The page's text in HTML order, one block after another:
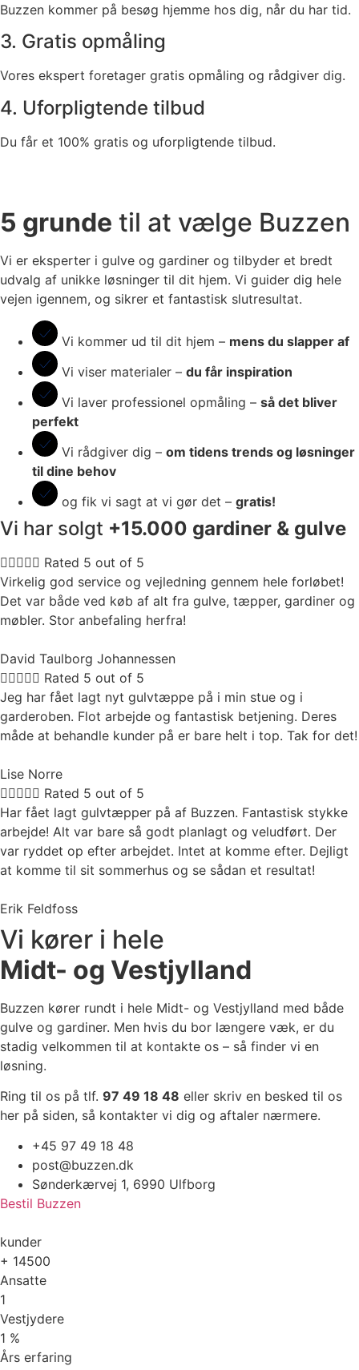
Buzzen kommer på besøg hjemme hos dig, når du har tid.
3. Gratis opmåling
Vores ekspert foretager gratis opmåling og rådgiver dig.
4. Uforpligtende tilbud
Du får et 100% gratis og uforpligtende tilbud.
5 grunde til at vælge Buzzen
Vi er eksperter i gulve og gardiner og tilbyder et bredt
udvalg af unikke løsninger til dit hjem. Vi guider dig hele
vejen igennem, og sikrer et fantastisk slutresultat.
Vi kommer ud til dit hjem – mens du slapper af
Vi viser materialer – du får inspiration
Vi laver professionel opmåling – så det bliver
perfekt
Vi rådgiver dig – om tidens trends og løsninger
til dine behov
og fik vi sagt at vi gør det – gratis!
Vi har solgt +15.000 gardiner & gulve
 Rated 5 out of 5
Virkelig god service og vejledning gennem hele forløbet!
Det var både ved køb af alt fra gulve, tæpper, gardiner og
møbler. Stor anbefaling herfra!
David Taulborg Johannessen
 Rated 5 out of 5
Jeg har fået lagt nyt gulvtæppe på i min stue og i
garderoben. Flot arbejde og fantastisk betjening. Deres
måde at behandle kunder på er bare helt i top. Tak for det!
Lise Norre
 Rated 5 out of 5
Har fået lagt gulvtæpper på af Buzzen. Fantastisk stykke
arbejde! Alt var bare så godt planlagt og veludført. Der
var ryddet op efter arbejdet. Intet at komme efter. Dejligt
at komme til sit sommerhus og se sådan et resultat!
Erik Feldfoss
Vi kører i hele
Midt- og Vestjylland
Buzzen kører rundt i hele Midt- og Vestjylland med både
gulve og gardiner. Men hvis du bor længere væk, er du
stadig velkommen til at kontakte os – så finder vi en
løsning.
Ring til os på tlf. 97 49 18 48 eller skriv en besked til os
her på siden, så kontakter vi dig og aftaler nærmere.
+45 97 49 18 48
post@buzzen.dk
Sønderkærvej 1, 6990 Ulfborg
Bestil Buzzen
kunder
+ 14500
Ansatte
1
Vestjydere
1 %
Års erfaring